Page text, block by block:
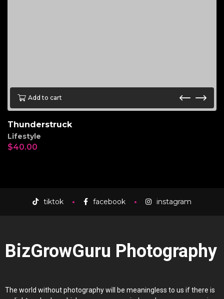
Add to cart
Thunderstruck
Lifestyle
$40.00
tiktok facebook instagram
BizGrowGuru Photography
The world without photography will be meaningless to us if there is